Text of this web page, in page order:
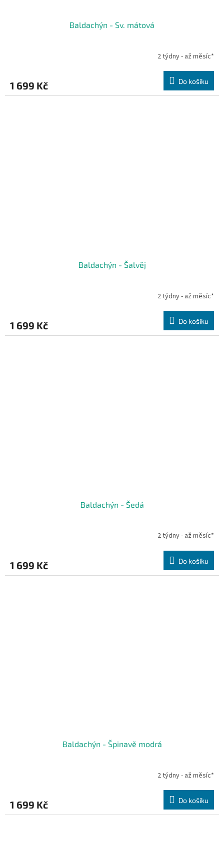
Baldachýn - Sv. mátová
2 týdny - až měsíc*
1 699 Kč Do košíku
Baldachýn - Šalvěj
2 týdny - až měsíc*
1 699 Kč Do košíku
Baldachýn - Šedá
2 týdny - až měsíc*
1 699 Kč Do košíku
Baldachýn - Špinavě modrá
2 týdny - až měsíc*
1 699 Kč Do košíku